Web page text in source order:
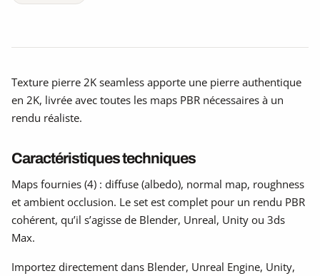
Texture pierre 2K seamless apporte une pierre authentique
en 2K, livrée avec toutes les maps PBR nécessaires à un
rendu réaliste.
Caractéristiques techniques
Maps fournies (4) : diffuse (albedo), normal map, roughness
et ambient occlusion. Le set est complet pour un rendu PBR
cohérent, qu’il s’agisse de Blender, Unreal, Unity ou 3ds
Max.
Importez directement dans Blender, Unreal Engine, Unity,